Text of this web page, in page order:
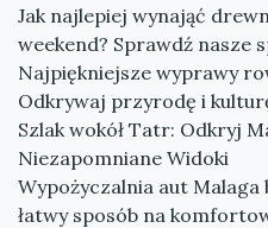
Jak najlepiej wynająć
weekend? Sprawdź nasze
Najpiękniejsze wyprawy
Odkrywaj przyrodę i
Szlak wokół Tatr: Odkryj
Niezapomniane Widoki
Wypożyczalnia aut
łatwy sposób na